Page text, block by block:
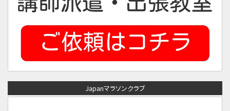
Japanマラソンクラブ